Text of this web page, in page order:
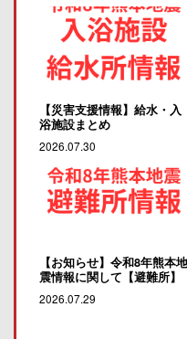
【災害支援情報】給水・入
浴施設まとめ
2026.07.30
【お知らせ】令和8年熊本地
震情報に関して【避難所】
2026.07.29